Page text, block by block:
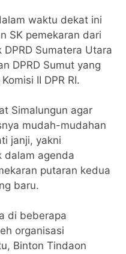
waktu dekat ini
SK pemekaran dari
Sumatera Utara
DPRD Sumut yang
II DPR RI.
Simalungun agar
mudah-mudahan
janji, yakni
dalam agenda
putaran kedua
baru.
di beberapa
organisasi
Binton Tindaon